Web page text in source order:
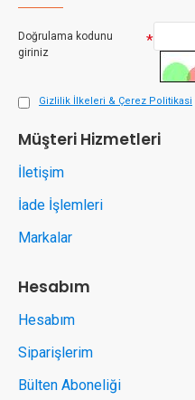
Doğrulama kodunu
giriniz
Gizlilik İlkeleri & Çerez Politikasi
Müşteri Hizmetleri
İletişim
İade İşlemleri
Markalar
Hesabım
Hesabım
Siparişlerim
Bülten Aboneliği